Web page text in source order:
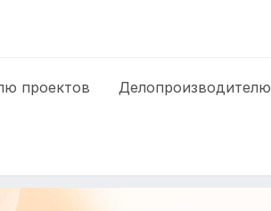
проектов Делопроизводителю